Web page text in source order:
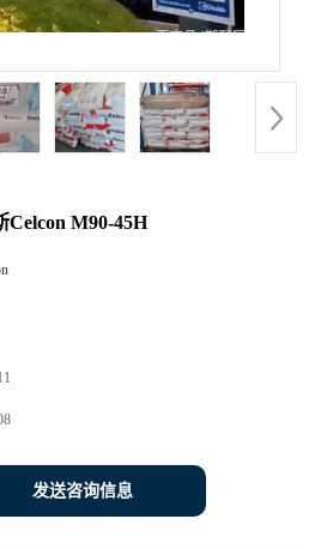
M90-45H
发送咨询信息